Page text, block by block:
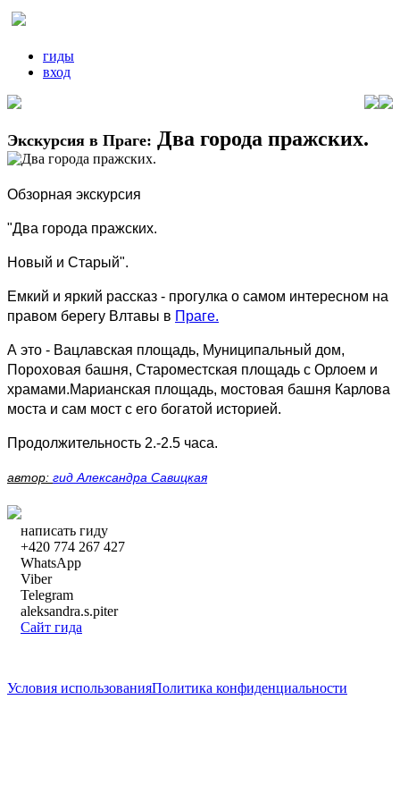
гиды
вход
Экскурсия в Праге: Два города пражских.
Обзорная экскурсия
"Два города пражских.
Новый и Старый".
Емкий и яркий рассказ - прогулка о самом интересном на
правом берегу Влтавы в Праге.
А это - Вацлавская площадь, Муниципальный дом,
Пороховая башня, Староместская площадь с Орлоем и
храмами.Марианская площадь, мостовая башня Карлова
моста и сам мост с его богатой историей.
Продолжительность 2.-2.5 часа.
автор: гид Александра Савицкая
написать гиду
+420 774 267 427
WhatsApp
Viber
Telegram
aleksandra.s.piter
Сайт гида
Условия использованияПолитика конфиденциальности